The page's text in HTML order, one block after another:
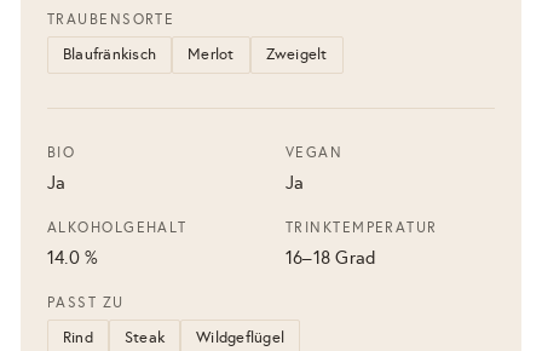
TRAUBENSORTE
Blaufränkisch Merlot Zweigelt
BIO
Ja
VEGAN
Ja
ALKOHOLGEHALT
14.0 %
TRINKTEMPERATUR
16–18 Grad
PASST ZU
Rind Steak Wildgeflügel